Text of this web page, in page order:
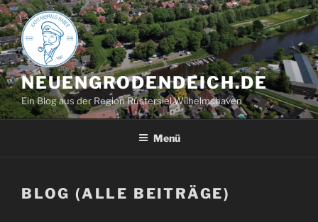
Zum
Inhalt
springen
NEUENGRODENDEICH.DE
Ein Blog aus der Region Rüstersiel Wilhelmshaven
Menü
BLOG (ALLE BEITRÄGE)